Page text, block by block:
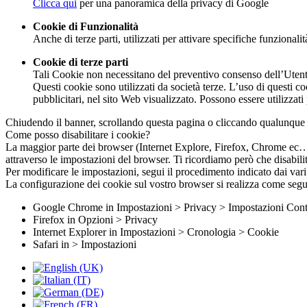
Clicca qui per una panoramica della privacy di Google
Cookie di Funzionalità
Anche di terze parti, utilizzati per attivare specifiche
Cookie di terze parti
Tali Cookie non necessitano del preventivo consenso
Questi cookie sono utilizzati da società terze. L’uso di questi
pubblicitari, nel sito Web visualizzato. Possono essere
Chiudendo il banner, scrollando questa pagina o cliccando
Come posso disabilitare i cookie?
La maggior parte dei browser (Internet Explore, Firefox, Chrome
attraverso le impostazioni del browser. Ti ricordiamo però che
Per modificare le impostazioni, segui il procedimento indicato dai
La configurazione dei cookie sul vostro browser si realizza come
Google Chrome in Impostazioni > Privacy > Impostazioni
Firefox in Opzioni > Privacy
Internet Explorer in Impostazioni > Cronologia > Cookie
Safari in > Impostazioni